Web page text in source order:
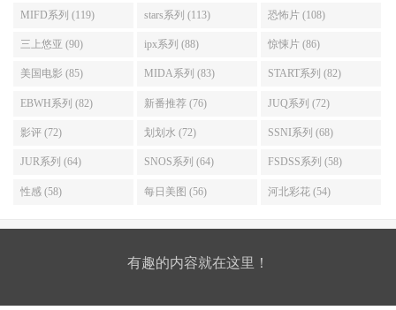
MIFD系列 (119) stars系列 (113) 恐怖片 (108)
三上悠亚 (90) ipx系列 (88) 惊悚片 (86)
美国电影 (85) MIDA系列 (83) START系列 (82)
EBWH系列 (82) 新番推荐 (76) JUQ系列 (72)
影评 (72) 划划水 (72) SSNI系列 (68)
JUR系列 (64) SNOS系列 (64) FSDSS系列 (58)
性感 (58) 每日美图 (56) 河北彩花 (54)
有趣的内容就在这里！